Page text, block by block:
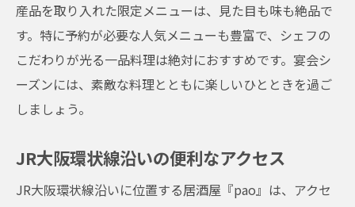
お客様の声
リピーターが多い理由
おもてなしの歴史
JR大阪環状線沿いの居酒屋『pao』で地酒を楽
地酒の種類と特徴
地元酒蔵とのコラボレーション
産品を取り入れた限定メニューは、見た目も味も絶品で
す。特に予約が必要な人気メニューも豊富で、シェフの
こだわりが光る一品料理は絶対におすすめです。宴会シ
ーズンには、素敵な料理とともに楽しいひとときを過ご
しましょう。
JR大阪環状線沿いの便利なアクセス
JR大阪環状線沿いに位置する居酒屋『pao』は、アクセ